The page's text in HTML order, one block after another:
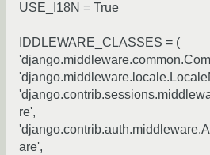
USE_I18N = True
IDDLEWARE_CLASSES = (
re',
are',